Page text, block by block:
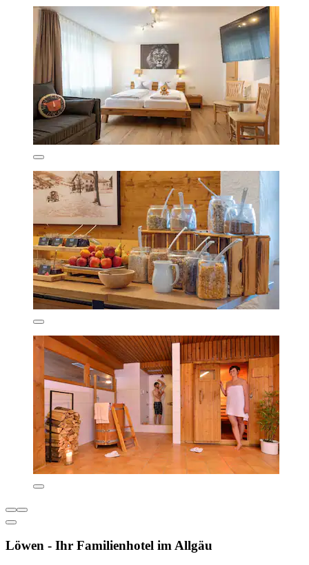
Löwen - Ihr Familienhotel im Allgäu